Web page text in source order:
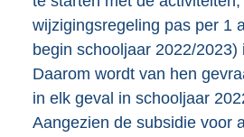
wijzigingsregeling pas per 1
begin schooljaar 2022/2023)
Daarom wordt van hen
in elk geval in schooljaar
Aangezien de subsidie voor